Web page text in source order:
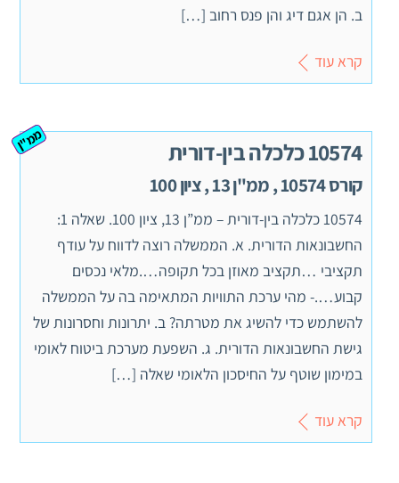
ב. הן אגם דיג והן פנס רחוב […]
קרא עוד
10574 כלכלה בין-דורית
קורס 10574 , ממ"ן 13 , ציון 100
ממ"ן
10574 כלכלה בין-דורית – ממ”ן 13, ציון 100. שאלה 1:
החשבונאות הדורית. א. הממשלה רוצה לדווח על עודף
תקציבי …תקציב מאוזן בכל תקופה….מלאי נכסים
קבוע….- מהי ערכת התוויות המתאימה בה על הממשלה
להשתמש כדי להשיג את מטרתה? ב. יתרונות וחסרונות של
גישת החשבונאות הדורית. ג. השפעת מערכת ביטוח לאומי
במימון שוטף על החיסכון הלאומי שאלה […]
קרא עוד